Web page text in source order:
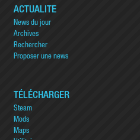
ACTUALITÉ
News du jour
Archives
Rechercher
Proposer une news
TÉLÉCHARGER
Steam
Mods
Maps